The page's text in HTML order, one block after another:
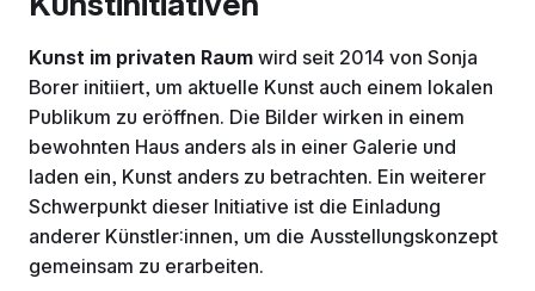
Kunst im privaten Raum wird seit 2014 von Sonja
Borer initiiert, um aktuelle Kunst auch einem lokalen
Publikum zu eröffnen. Die Bilder wirken in einem
bewohnten Haus anders als in einer Galerie und
laden ein, Kunst anders zu betrachten. Ein weiterer
Schwerpunkt dieser Initiative ist die Einladung
anderer Künstler:innen, um die Ausstellungskonzept
gemeinsam zu erarbeiten.